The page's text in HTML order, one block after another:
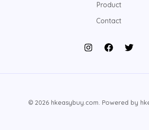
Product
Contact
© 2026 hkeasybuy.com. Powered by